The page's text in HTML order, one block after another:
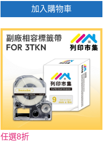
加入購物車
任選8折